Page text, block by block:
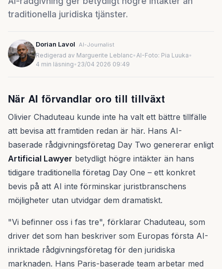
traditionella juridiska tjänster.
Dorian Lavol AI-Journalist
Redigerad av Marguerite Leblanc•AI-Foto: Pia Luuka•
4 min läsning• 23/04 2026 09:49
När AI förvandlar oro till tillväxt
Olivier Chaduteau kunde inte ha valt ett bättre tillfälle
att bevisa att framtiden redan är här. Hans AI-
baserade rådgivningsföretag Day Two genererar enligt
Artificial Lawyer betydligt högre intäkter än hans
tidigare traditionella företag Day One – ett konkret
bevis på att AI inte förminskar juristbranschens
möjligheter utan utvidgar dem dramatiskt.
"Vi befinner oss i fas tre", förklarar Chaduteau, som
driver det som han beskriver som Europas första AI-
inriktade rådgivningsföretag för den juridiska
marknaden. Hans Paris-baserade team arbetar med